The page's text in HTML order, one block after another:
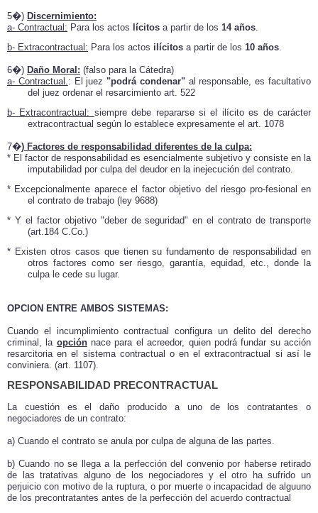
5�) Discernimiento:
a- Contractual: Para los actos lícitos a partir de los 14 años.
b- Extracontractual: Para los actos ilícitos a partir de los 10 años.
6�) Daño Moral: (falso para la Cátedra)
a- Contractual.: El juez"podrá condenar" al responsable, es facultativo
del juez ordenar el resarcimiento art. 522
b- Extracontractual: siempre debe repararse si el ilícito es de carácter
extracontractual según lo establece expresamente el art. 1078
7�) Factores de responsabilidad diferentes de la culpa:
* El factor de responsabilidad es esencialmente subjetivo y consiste en la
imputabilidad por culpa del deudor en la inejecución del contrato.
* Excepcionalmente aparece el factor objetivo del riesgo pro-fesional en
el contrato de trabajo (ley 9688)
* Y el factor objetivo "deber de seguridad" en el contrato de transporte
(art.184 C.Co.)
* Existen otros casos que tienen su fundamento de responsabilidad en
otros factores como ser riesgo, garantía, equidad, etc., donde la
culpa le cede su lugar.
OPCION ENTRE AMBOS SISTEMAS:
Cuando el incumplimiento contractual configura un delito del derecho
criminal, la opciónnace para el acreedor, quien podrá fundar su acción
resarcitoria en el sistema contractual o en el extracontractual si así le
conviniera. (art. 1107).
RESPONSABILIDAD PRECONTRACTUAL
La cuestión es el daño producido a uno de los contratantes o
negociadores de un contrato:
a) Cuando el contrato se anula por culpa de alguna de las partes.
b) Cuando no se llega a la perfección del convenio por haberse retirado
de las tratativas alguno de los negociadores y el otro ha sufrido un
perjuicio con motivo de la ruptura, o por muerte o incapacidad de alguuno
de los precontratantes antes de la perfección del acuerdo contractual